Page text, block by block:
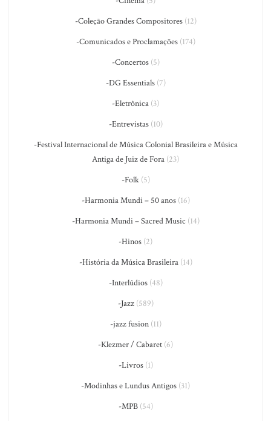
-Coleção Grandes Compositores(12)
-Comunicados e Proclamações(174)
-Concertos(5)
-DG Essentials(7)
-Eletrônica (3)
-Entrevistas(10)
-Festival Internacional de Música Colonial Brasileira e Música
Antiga de Juiz de Fora (23)
-Folk(5)
-Harmonia Mundi – 50 anos(16)
-Harmonia Mundi – Sacred Music (14)
-Hinos (2)
-História da Música Brasileira(14)
-Interlúdios(48)
-Jazz(589)
-jazz fusion(11)
-Klezmer / Cabaret (6)
-Livros(1)
-Modinhas e Lundus Antigos (31)
-MPB(54)